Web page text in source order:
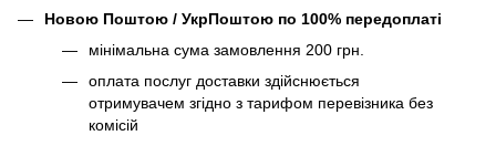
Новою Поштою / УкрПоштою по 100% передоплаті
мінімальна сума замовлення 200 грн.
оплата послуг доставки здійснюється
отримувачем згідно з тарифом перевізника без
комісій